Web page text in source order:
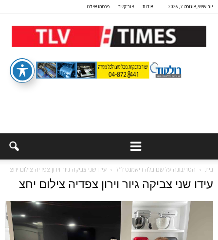
יום שישי, אוגוסט 7, 2026 אודות צור קשר פרסמו אצלנו
בית הטריבונה על שם בלה דיאמנט ז״ל עידו שני צביקה גיור וירון צפדיה צילום יחצ
עידו שני צביקה גיור וירון צפדיה צילום יחצ